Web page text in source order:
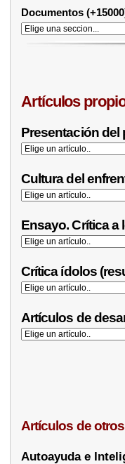
Documentos
Artículos
Presentación del
Cultura del
Ensayo. Crítica
Crítica ídolos
Artículos de
Artículos de
Autoayuda e